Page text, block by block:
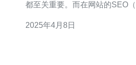
都至关重要。而在网站的SEO
服务器，它能够提供独享资源，
2025年4月8日